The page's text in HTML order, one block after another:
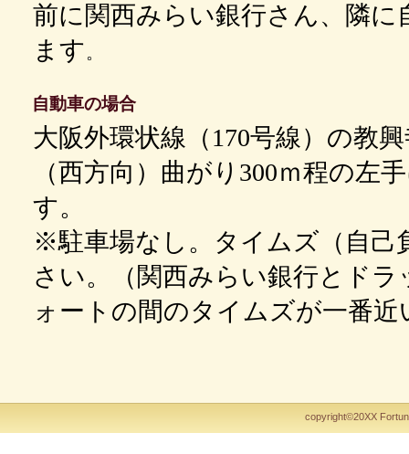
前に関西みらい銀行さん、隣に
ます。
自動車の場合
大阪外環状線（170号線）の教
（西方向）曲がり300ｍ程の左
す。
※駐車場なし。タイムズ（自己
さい。（関西みらい銀行とド
ォートの間のタイムズが一番近
copyright©20XX